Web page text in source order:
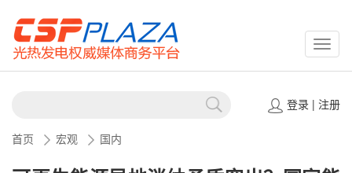
登录| 注册
首页 宏观 国内